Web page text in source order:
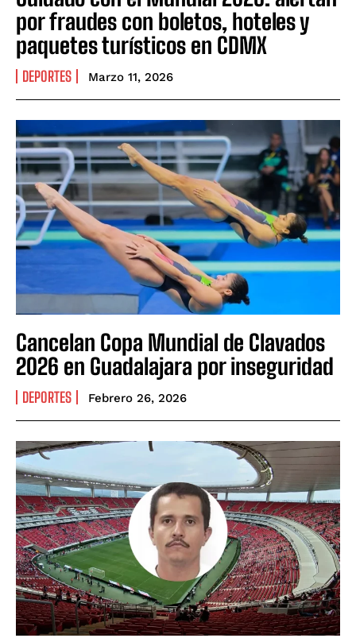
por fraudes con boletos, hoteles y
paquetes turísticos en CDMX
DEPORTES Marzo 11, 2026
Cancelan Copa Mundial de Clavados
2026 en Guadalajara por inseguridad
DEPORTES Febrero 26, 2026